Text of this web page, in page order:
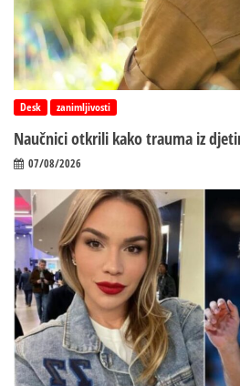
Desk zanimljivosti
Naučnici otkrili kako trauma iz
07/08/2026